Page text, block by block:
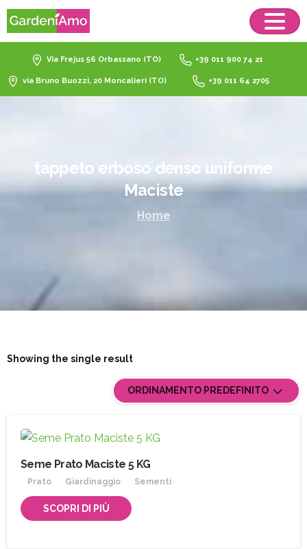
Via Frejus 56 Orbassano (TO) +39 011 900 74 21
via Bruno Buozzi, 20 Moncalieri (TO) +39 011 64 2705
tappeto erboso denso uniforme
Maciste
Home
Showing the single result
ORDINAMENTO PREDEFINITO
Seme Prato Maciste 5 KG
Prato Giardinaggio Sementi
SCOPRI DI PIÙ